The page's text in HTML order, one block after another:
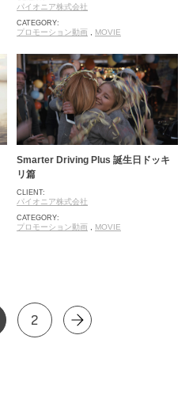
パイオニア株式会社
CATEGORY:
プロモーション動画 , MOVIE
Smarter Driving Plus 誕生日ドッキ
リ篇
CLIENT:
パイオニア株式会社
CATEGORY:
プロモーション動画 , MOVIE
2